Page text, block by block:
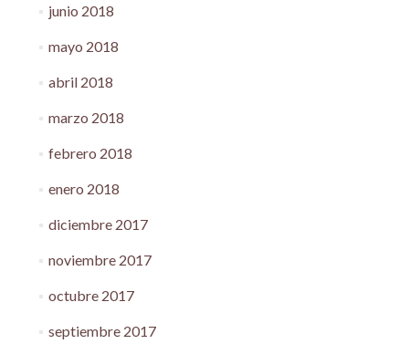
junio 2018
mayo 2018
abril 2018
marzo 2018
febrero 2018
enero 2018
diciembre 2017
noviembre 2017
octubre 2017
septiembre 2017